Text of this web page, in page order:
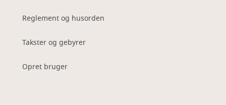
Reglement og husorden
Takster og gebyrer
Opret bruger